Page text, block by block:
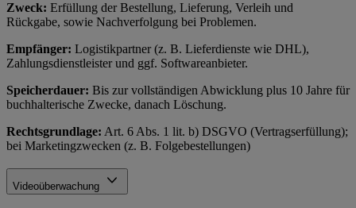
Zweck: Erfüllung der Bestellung, Lieferung, Verleih und
Rückgabe, sowie Nachverfolgung bei Problemen.
Empfänger: Logistikpartner (z. B. Lieferdienste wie DHL),
Zahlungsdienstleister und ggf. Softwareanbieter.
Speicherdauer: Bis zur vollständigen Abwicklung plus 10 Jahre für
buchhalterische Zwecke, danach Löschung.
Rechtsgrundlage: Art. 6 Abs. 1 lit. b) DSGVO (Vertragserfüllung);
bei Marketingzwecken (z. B. Folgebestellungen)
Videoüberwachung